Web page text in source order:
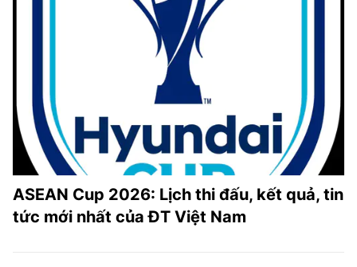
ASEAN Cup 2026: Lịch thi đấu, kết quả, tin
tức mới nhất của ĐT Việt Nam